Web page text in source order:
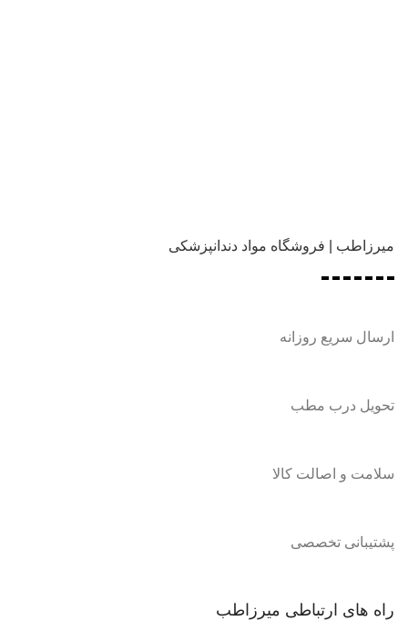
میرزاطب | فروشگاه مواد دندانپزشکی
ارسال سریع روزانه
تحویل درب مطب
سلامت و اصالت کالا
پشتیبانی تخصصی
راه های ارتباطی میرزاطب